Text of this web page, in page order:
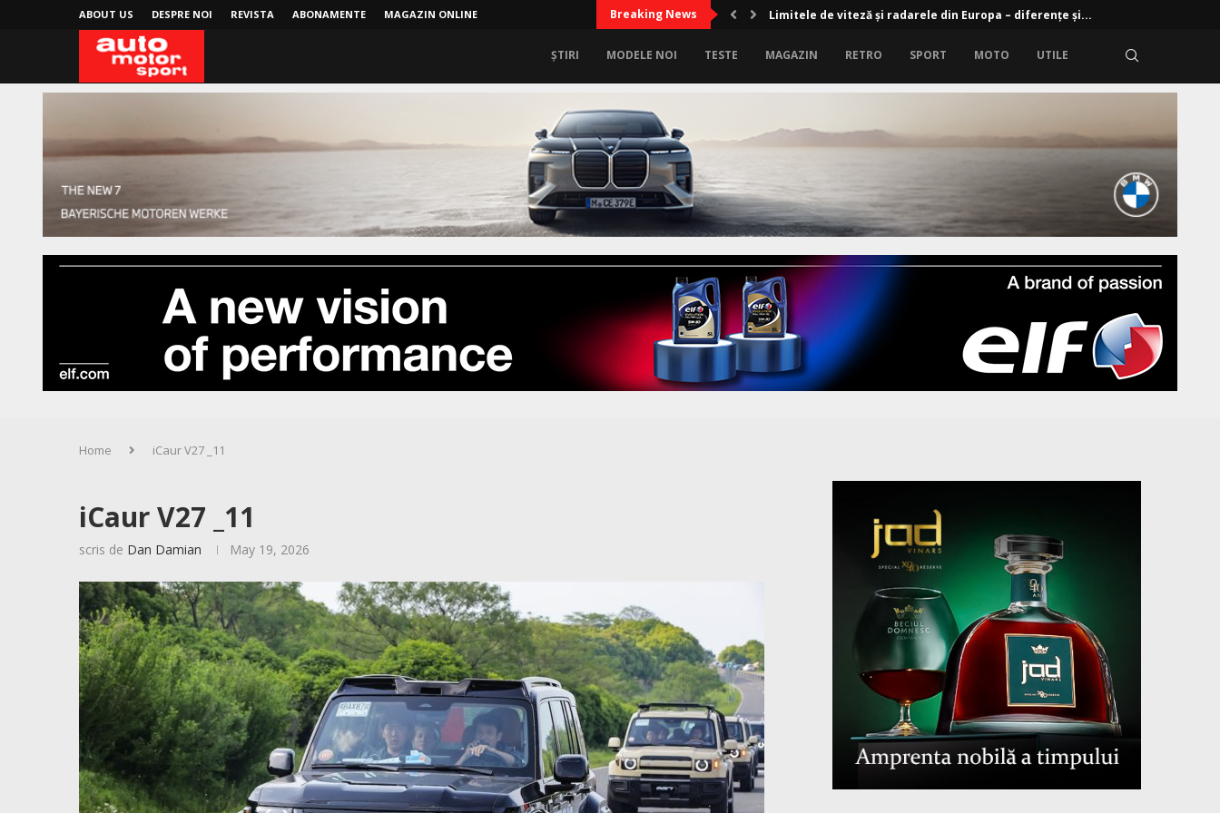
ABOUT US DESPRE NOI REVISTA ABONAMENTE MAGAZIN ONLINE Breaking News Limitele de viteză și radarele din Europa – diferențe și...
ȘTIRI MODELE NOI TESTE MAGAZIN RETRO SPORT MOTO UTILE
Home iCaur V27 _11
iCaur V27 _11
scris de Dan Damian May 19, 2026